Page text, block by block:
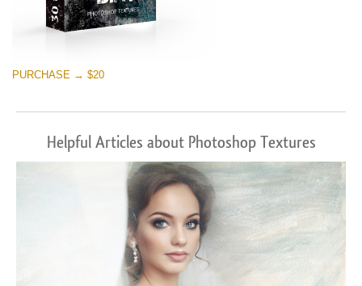
PURCHASE → $20
Helpful Articles about Photoshop Textures